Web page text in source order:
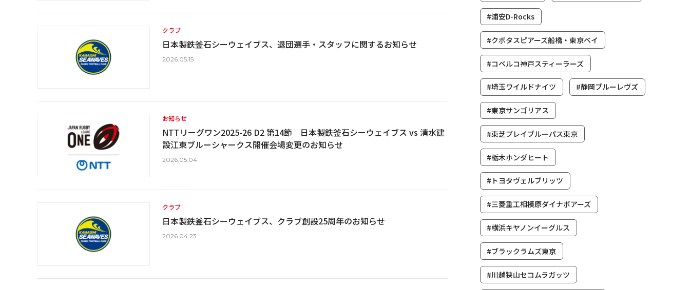
クラブ
日本製鉄釜石シーウェイブス、退団選手・スタッフに関するお知らせ
2026.05.15
お知らせ
NTTリーグワン2025-26 D2 第14節 日本製鉄釜石シーウェイブス vs 清水建
設江東ブルーシャークス開催会場変更のお知らせ
2026.05.04
クラブ
日本製鉄釜石シーウェイブス、クラブ創設25周年のお知らせ
2026.04.23
#浦安D-Rocks
#クボタスピアーズ船橋・東京ベイ
#コベルコ神戸スティーラーズ
#埼玉ワイルドナイツ #静岡ブルーレヴズ
#東京サンゴリアス
#東芝ブレイブルーパス東京
#栃木ホンダヒート
#トヨタヴェルブリッツ
#三菱重工相模原ダイナボアーズ
#横浜キヤノンイーグルス
#ブラックラムズ東京
#川越狭山セコムラガッツ